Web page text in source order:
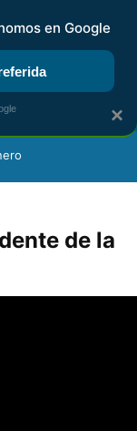
RENTA
de la
×
en Google